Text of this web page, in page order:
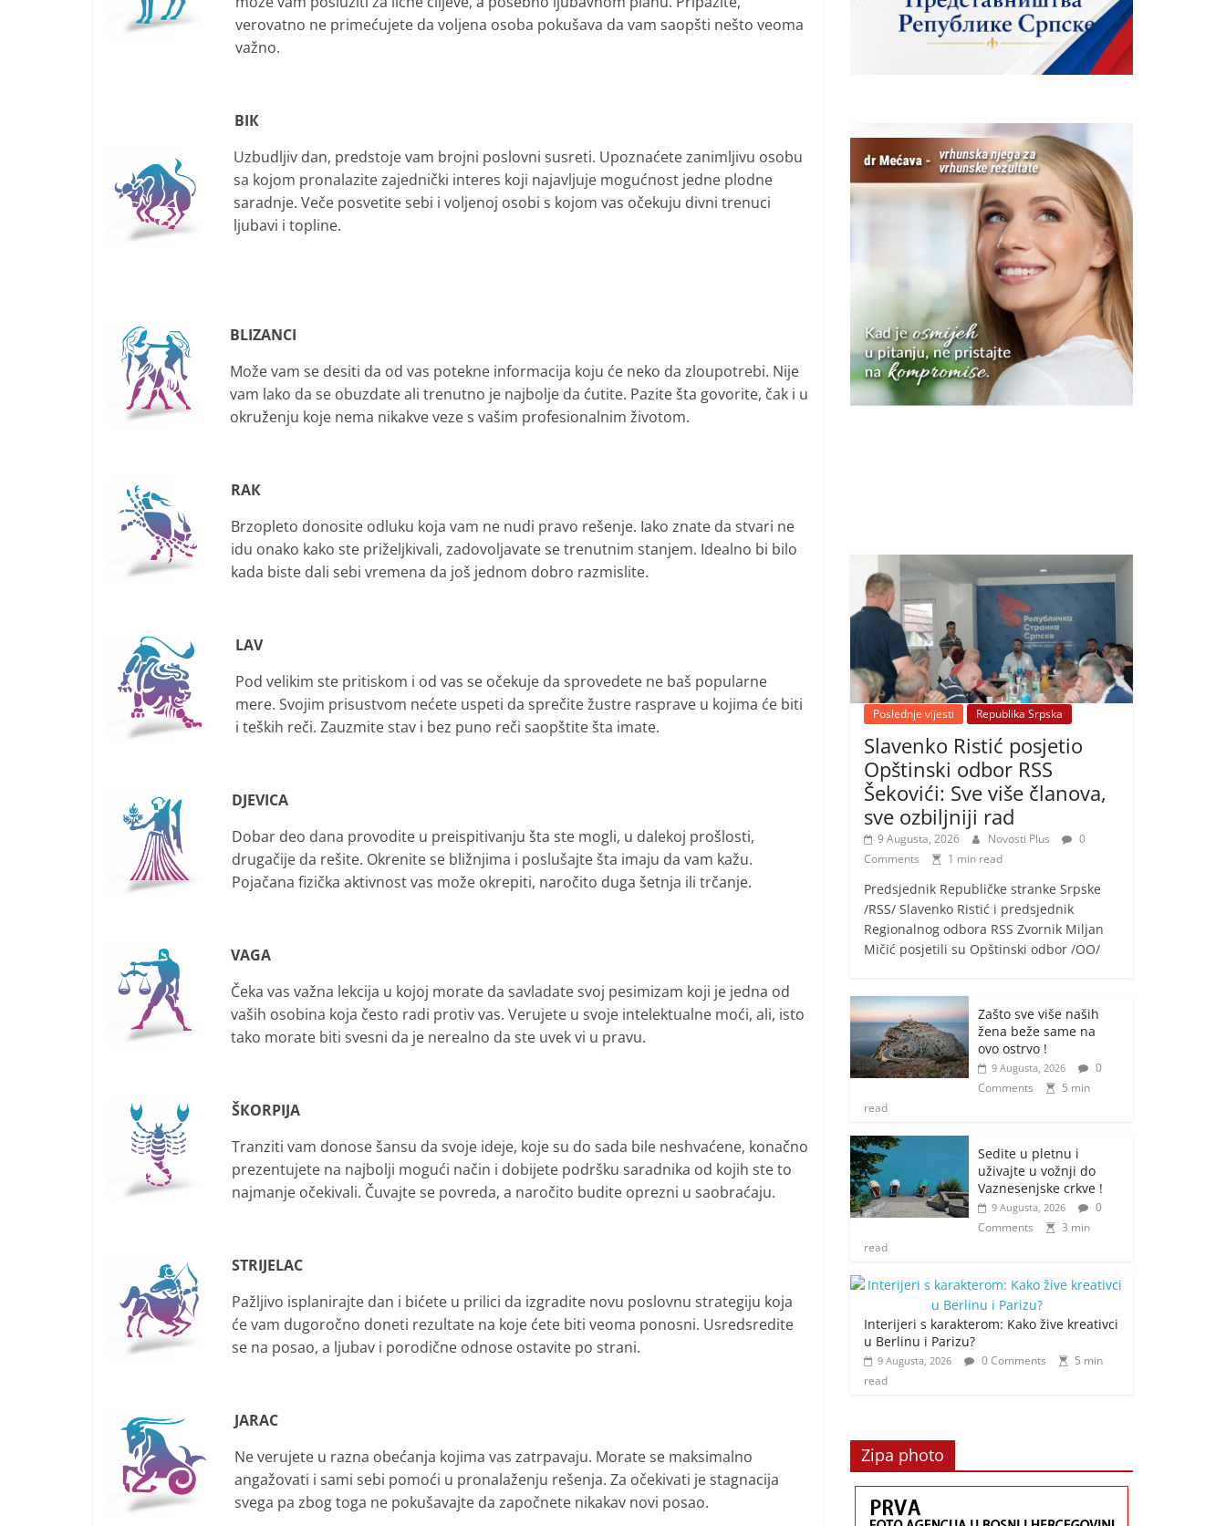
verovatno ne primećujete da voljena osoba pokušava da vam saopšti nešto veoma
važno.
BIК
Uzbudljiv dan, predstoje vam brojni poslovni susreti. Upoznaćete zanimljivu osobu
sa kojom pronalazite zajednički interes koji najavljuje mogućnost jedne plodne
saradnje. Veče posvetite sebi i voljenoj osobi s kojom vas očekuju divni trenuci
ljubavi i topline.
BLIZANCI
Može vam se desiti da od vas potekne informacija koju će neko da zloupotrebi. Nije
vam lako da se obuzdate ali trenutno je najbolje da ćutite. Pazite šta govorite, čak i u
okruženju koje nema nikakve veze s vašim profesionalnim životom.
RAК
Brzopleto donosite odluku koja vam ne nudi pravo rešenje. Iako znate da stvari ne
idu onako kako ste priželjkivali, zadovoljavate se trenutnim stanjem. Idealno bi bilo
kada biste dali sebi vremena da još jednom dobro razmislite.
LAV
Pod velikim ste pritiskom i od vas se očekuje da sprovedete ne baš popularne
mere. Svojim prisustvom nećete uspeti da sprečite žustre rasprave u kojima će biti
i teških reči. Zauzmite stav i bez puno reči saopštite šta imate.
DJEVICA
Dobar deo dana provodite u preispitivanju šta ste mogli, u dalekoj prošlosti,
drugačije da rešite. Okrenite se bližnjima i poslušajte šta imaju da vam kažu.
Pojačana fizička aktivnost vas može okrepiti, naročito duga šetnja ili trčanje.
VAGA
Čeka vas važna lekcija u kojoj morate da savladate svoj pesimizam koji je jedna od
vaših osobina koja često radi protiv vas. Verujete u svoje intelektualne moći, ali, isto
tako morate biti svesni da je nerealno da ste uvek vi u pravu.
ŠКORPIJA
Tranziti vam donose šansu da svoje ideje, koje su do sada bile neshvaćene, konačno
prezentujete na najbolji mogući način i dobijete podršku saradnika od kojih ste to
najmanje očekivali. Čuvajte se povreda, a naročito budite oprezni u saobraćaju.
STRIJELAC
Pažljivo isplanirajte dan i bićete u prilici da izgradite novu poslovnu strategiju koja
će vam dugoročno doneti rezultate na koje ćete biti veoma ponosni. Usredsredite
se na posao, a ljubav i porodične odnose ostavite po strani.
JARAC
Ne verujete u razna obećanja kojima vas zatrpavaju. Morate se maksimalno
angažovati i sami sebi pomoći u pronalaženju rešenja. Za očekivati je stagnacija
svega pa zbog toga ne pokušavajte da započnete nikakav novi posao.
Poslednje vijesti Republika Srpska
Slavenko Ristić posjetio
Opštinski odbor RSS
Šekovići: Sve više članova,
sve ozbiljniji rad
9 Augusta, 2026 Novosti Plus
0
Comments
1 min read
Predsjednik Republičke stranke Srpske
/RSS/ Slavenko Ristić i predsjednik
Regionalnog odbora RSS Zvornik Miljan
Mičić posjetili su Opštinski odbor /OO/
Zašto sve više naših
žena beže same na
ovo ostrvo !
9 Augusta, 2026
0
Comments
5 min
read
Sedite u pletnu i
uživajte u vožnji do
Vaznesenjske crkve !
9 Augusta, 2026
0
Comments
3 min
read
Interijeri s karakterom: Kako žive kreativci
u Berlinu i Parizu?
9 Augusta, 2026 0 Comments
5 min
read
Zipa photo